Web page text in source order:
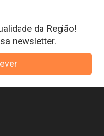
da Região!
newsletter.